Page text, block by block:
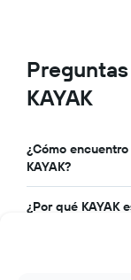
KAYAK
¿Cómo
KAYAK?
¿Por qué KAYAK